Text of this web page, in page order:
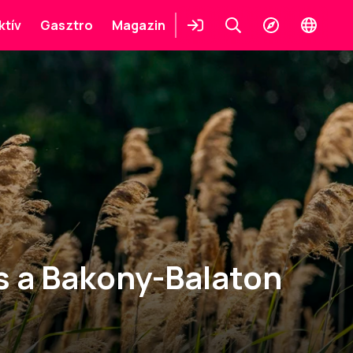
Gasztro Magazin
BelépésKeresésFelfedezés
Change
a Bakony-Balaton